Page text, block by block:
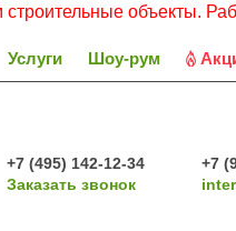
объекты.
Услуги Шоу-рум
+7 (495) 142-12-34
Заказать звонок
+7